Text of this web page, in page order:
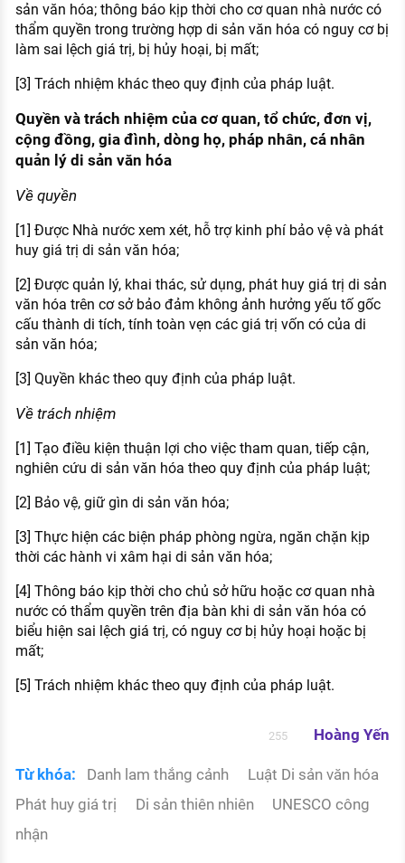
sản văn hóa; thông báo kịp thời cho cơ quan nhà nước có
thẩm quyền trong trường hợp di sản văn hóa có nguy cơ bị
làm sai lệch giá trị, bị hủy hoại, bị mất;
[3] Trách nhiệm khác theo quy định của pháp luật.
Quyền và trách nhiệm của cơ quan, tổ chức, đơn vị,
cộng đồng, gia đình, dòng họ, pháp nhân, cá nhân
quản lý di sản văn hóa
Về quyền
[1] Được Nhà nước xem xét, hỗ trợ kinh phí bảo vệ và phát
huy giá trị di sản văn hóa;
[2] Được quản lý, khai thác, sử dụng, phát huy giá trị di sản
văn hóa trên cơ sở bảo đảm không ảnh hưởng yếu tố gốc
cấu thành di tích, tính toàn vẹn các giá trị vốn có của di
sản văn hóa;
[3] Quyền khác theo quy định của pháp luật.
Về trách nhiệm
[1] Tạo điều kiện thuận lợi cho việc tham quan, tiếp cận,
nghiên cứu di sản văn hóa theo quy định của pháp luật;
[2] Bảo vệ, giữ gìn di sản văn hóa;
[3] Thực hiện các biện pháp phòng ngừa, ngăn chặn kịp
thời các hành vi xâm hại di sản văn hóa;
[4] Thông báo kịp thời cho chủ sở hữu hoặc cơ quan nhà
nước có thẩm quyền trên địa bàn khi di sản văn hóa có
biểu hiện sai lệch giá trị, có nguy cơ bị hủy hoại hoặc bị
mất;
[5] Trách nhiệm khác theo quy định của pháp luật.
255 Hoàng Yến
Từ khóa: Danh lam thắng cảnh
Luật Di sản văn hóa
Phát huy giá trị
Di sản thiên nhiên
UNESCO công
nhận